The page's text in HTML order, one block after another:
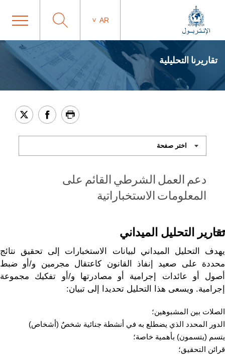
AR
تقاريرنا التحليلية
دعم العمل الشرطي القائم على
المعلومات الاستخباراتية
تقارير التحليل الميداني
يهدف التحليل الميداني لبيانات الاستخبارات إلى تحقيق نتائج
محددة على صعيد إنفاذ القانون كاعتقال مجرمين و/أو ضبط
أصول أو عائدات إجرامية أو مصادرتها و/أو تفكيك مجموعة
إجرامية. ويسعى هذا التحليل تحديدا إلى تبيان:
الصلات بين المشبوهين؛
الدور المحدد الذي يضطلع به في أنشطة جنائية شخصٌ (أشخاص)
يتسم (يتسمون) بأهمية خاصة؛
قرائن التحقيق؛